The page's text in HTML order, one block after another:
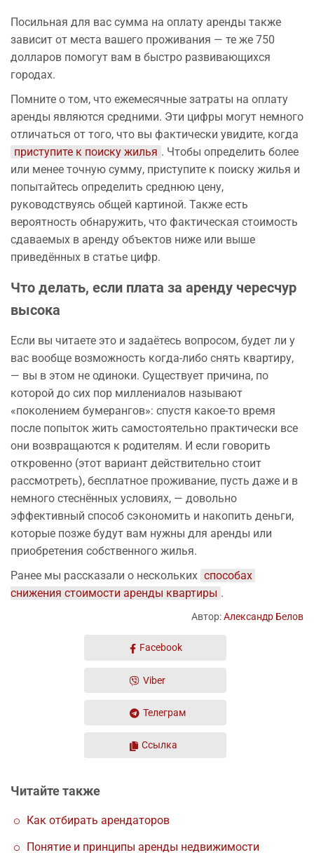
Посильная для вас сумма на оплату аренды также
зависит от места вашего проживания — те же 750
долларов помогут вам в быстро развивающихся
городах.
Помните о том, что ежемесячные затраты на оплату
аренды являются средними. Эти цифры могут немного
отличаться от того, что вы фактически увидите, когда
приступите к поиску жилья . Чтобы определить более
или менее точную сумму, приступите к поиску жилья и
попытайтесь определить среднюю цену,
руководствуясь общей картиной. Также есть
вероятность обнаружить, что фактическая стоимость
сдаваемых в аренду объектов ниже или выше
приведённых в статье цифр.
Что делать, если плата за аренду чересчур
высока
Если вы читаете это и задаётесь вопросом, будет ли у
вас вообще возможность когда-либо снять квартиру,
— вы в этом не одиноки. Существует причина, по
которой до сих пор миллениалов называют
«поколением бумерангов»: спустя какое-то время
после попыток жить самостоятельно практически все
они возвращаются к родителям. И если говорить
откровенно (этот вариант действительно стоит
рассмотреть), бесплатное проживание, пусть даже и в
немного стеснённых условиях, — довольно
эффективный способ сэкономить и накопить деньги,
которые позже будут вам нужны для аренды или
приобретения собственного жилья.
Ранее мы рассказали о нескольких способах
снижения стоимости аренды квартиры .
Автор:Александр Белов
Facebook
Viber
Телеграм
Ссылка
Читайте также
Как отбирать арендаторов
Понятие и принципы аренды недвижимости